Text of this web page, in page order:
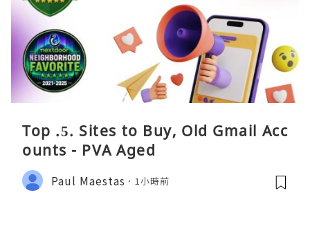
Top .5. Sites to Buy, Old Gmail Acc
ounts - PVA Aged
Paul Maestas 1小時前